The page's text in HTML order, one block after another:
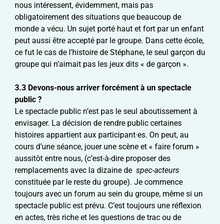
nous intéressent, évidemment, mais pas
obligatoirement des situations que beaucoup de
monde a vécu. Un sujet porté haut et fort par un enfant
peut aussi être accepté par le groupe. Dans cette école,
ce fut le cas de l’histoire de Stéphane, le seul garçon du
groupe qui n’aimait pas les jeux dits « de garçon ».
3.3 Devons-nous arriver forcément à un spectacle
public ?
Le spectacle public n’est pas le seul aboutissement à
envisager. La décision de rendre public certaines
histoires appartient aux participant·es. On peut, au
cours d’une séance, jouer une scène et « faire forum »
aussitôt entre nous, (c’est-à-dire proposer des
remplacements avec la dizaine de spec-acteurs
constituée par le reste du groupe). Je commence
toujours avec un forum au sein du groupe, même si un
spectacle public est prévu. C’est toujours une réflexion
en actes, très riche et les questions de trac ou de